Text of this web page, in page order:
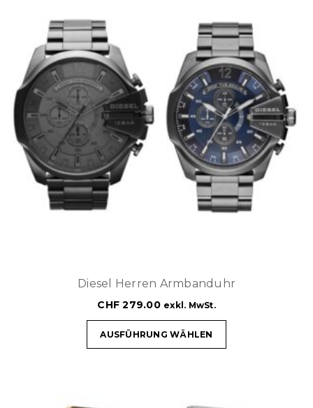
Diesel Herren Armbanduhr
CHF 279.00 exkl. MwSt.
AUSFÜHRUNG WÄHLEN